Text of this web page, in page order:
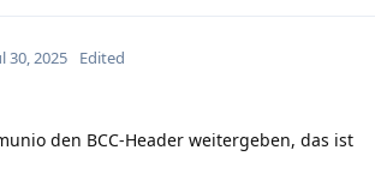
30, 2025 Edited
den BCC-Header weitergeben, das ist